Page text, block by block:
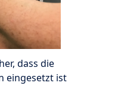
dass die
eingesetzt ist